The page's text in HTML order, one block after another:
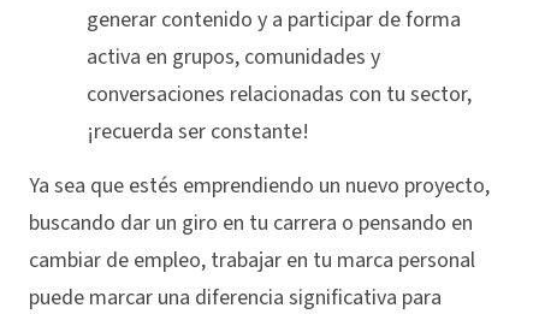
generar contenido y a participar de forma
activa en grupos, comunidades y
conversaciones relacionadas con tu sector,
¡recuerda ser constante!
Ya sea que estés emprendiendo un nuevo proyecto,
buscando dar un giro en tu carrera o pensando en
cambiar de empleo, trabajar en tu marca personal
puede marcar una diferencia significativa para